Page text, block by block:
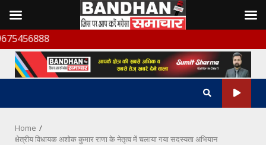
Skip
to
content
Home
क्षेत्रीय विधायक अशोक कुमार राणा के नेतृत्व में चलाया गया सदस्यता अभियान